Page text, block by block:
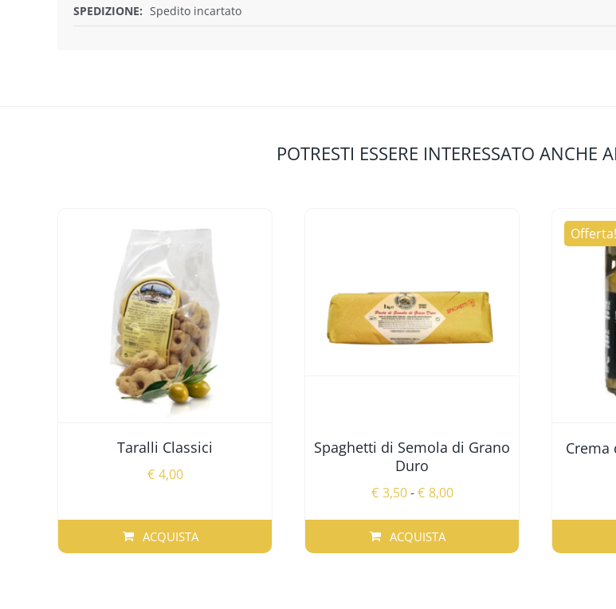
SPEDIZIONE: Spedito incartato
POTRESTI ESSERE INTERESSATO ANCHE
Taralli Classici
€ 4,00
ACQUISTA
Spaghetti di Semola di Grano
Duro
€ 3,50 - € 8,00Fascia
da
ACQUISTA
QUESTO
Offerta!
Crema